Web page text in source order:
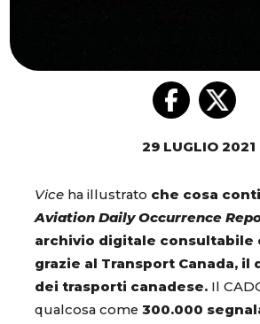
29 LUGLIO 2021
Vice ha illustrato che cosa
Aviation Daily Occurrence
archivio digitale consultabile
grazie al Transport Canada, il
dei trasporti canadese. Il
qualcosa come 300.000